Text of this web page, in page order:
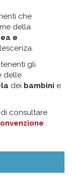
che
della
e
gli
delle
dei bambini e
consultare